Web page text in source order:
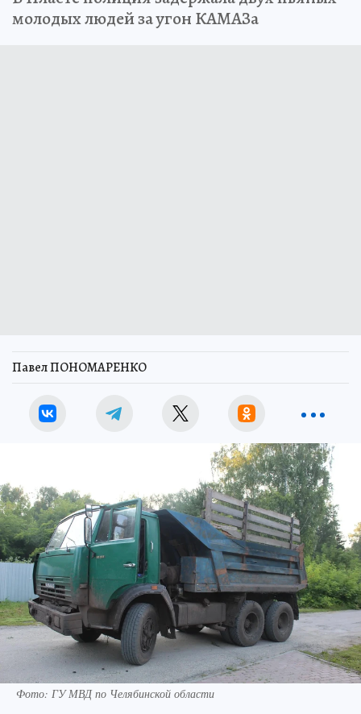
молодых людей за угон КАМАЗа
Павел ПОНОМАРЕНКО
Фото: ГУ МВД по Челябинской области